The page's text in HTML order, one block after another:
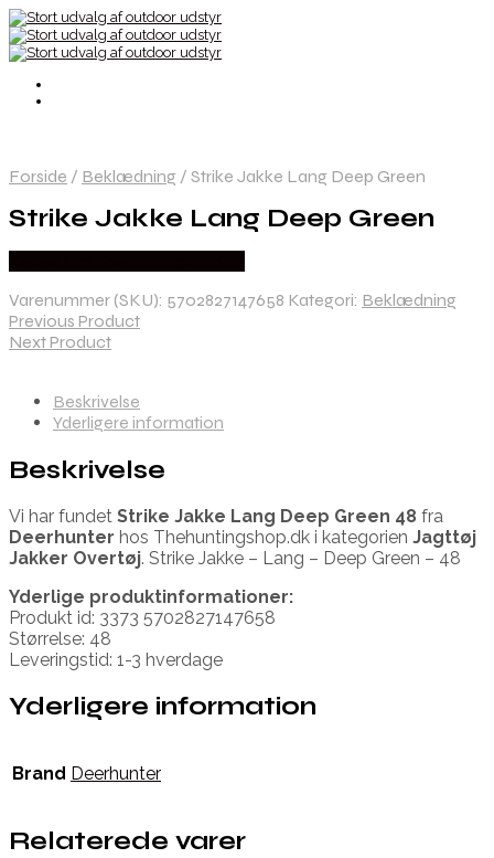
Forside / Beklædning / Strike Jakke Lang Deep Green
Strike Jakke Lang Deep Green
Varenummer (SKU): 5702827147658 Kategori: Beklædning
Previous Product
Next Product
Beskrivelse
Yderligere information
Beskrivelse
Vi har fundet Strike Jakke Lang Deep Green 48 fra
Deerhunter hos Thehuntingshop.dk i kategorien Jagttøj
Jakker Overtøj. Strike Jakke – Lang – Deep Green – 48
Yderlige produktinformationer:
Produkt id: 3373 5702827147658
Størrelse: 48
Leveringstid: 1-3 hverdage
Yderligere information
Brand Deerhunter
Relaterede varer